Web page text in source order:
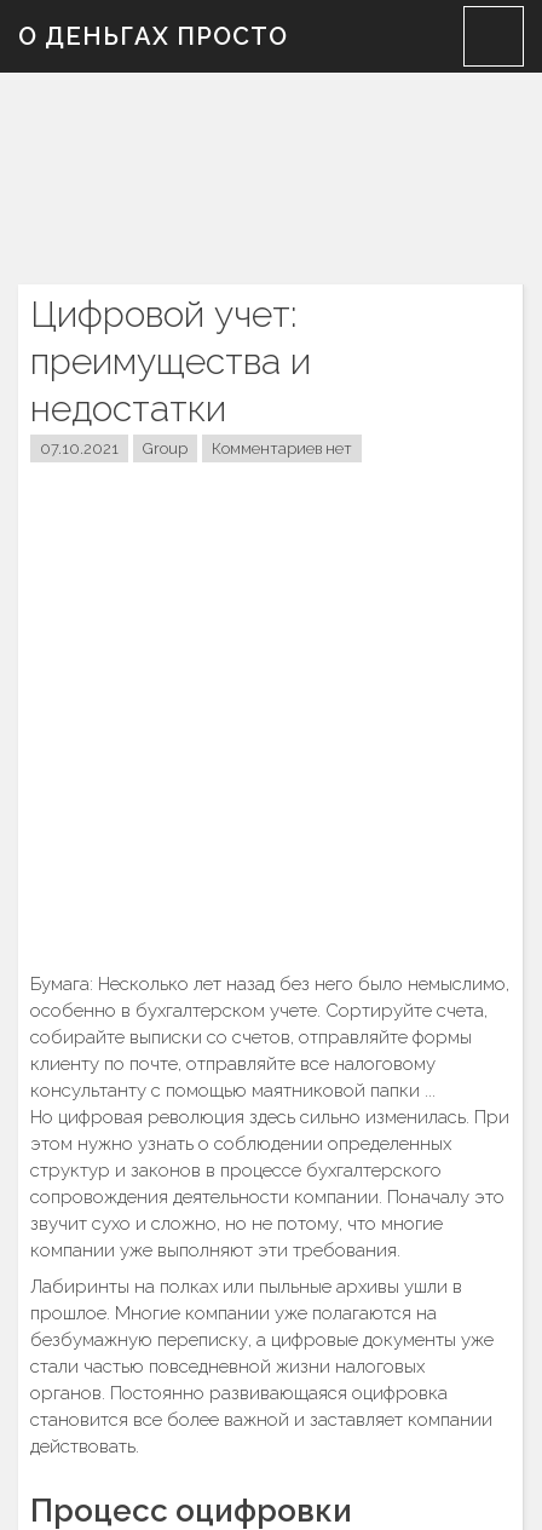
О ДЕНЬГАХ ПРОСТО
Цифровой учет:
преимущества и
недостатки
07.10.2021 Group Комментариев нет
Бумага: Несколько лет назад без него было немыслимо,
особенно в бухгалтерском учете. Сортируйте счета,
собирайте выписки со счетов, отправляйте формы
клиенту по почте, отправляйте все налоговому
консультанту с помощью маятниковой папки ...
Но цифровая революция здесь сильно изменилась. При
этом нужно узнать о соблюдении определенных
структур и законов в процессе бухгалтерского
сопровождения деятельности компании. Поначалу это
звучит сухо и сложно, но не потому, что многие
компании уже выполняют эти требования.
Лабиринты на полках или пыльные архивы ушли в
прошлое. Многие компании уже полагаются на
безбумажную переписку, а цифровые документы уже
стали частью повседневной жизни налоговых
органов. Постоянно развивающаяся оцифровка
становится все более важной и заставляет компании
действовать.
Процесс оцифровки